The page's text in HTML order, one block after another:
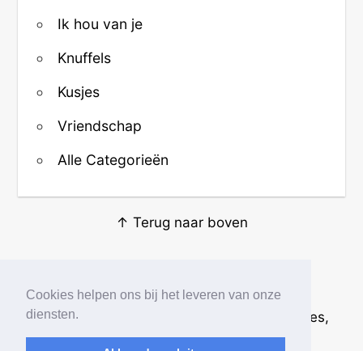
Cookies helpen ons bij het leveren van onze
diensten.
Ik hou van je
Knuffels
Kusjes
Vriendschap
Alle Categorieën
↑ Terug naar boven
© 2026
· Plaatjes, animaties,
afbeeldingen en fotos